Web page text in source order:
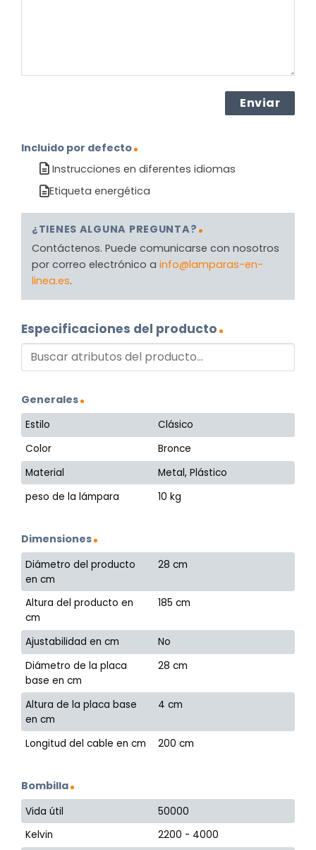
Incluido por defecto
Instrucciones en diferentes idiomas
Etiqueta energética
¿TIENES ALGUNA PREGUNTA?
Contáctenos. Puede comunicarse con nosotros
por correo electrónico a info@lamparas-en-
linea.es.
Especificaciones del producto
Generales
Estilo
Clásico
Color
Bronce
Material
Metal, Plástico
peso de la lámpara
10 kg
Dimensiones
Diámetro del producto
en cm
28 cm
Altura del producto en
cm
185 cm
Ajustabilidad en cm
No
Diámetro de la placa
base en cm
28 cm
Altura de la placa base
en cm
4 cm
Longitud del cable en cm 200 cm
Bombilla
Vida útil
50000
Kelvin
2200 - 4000